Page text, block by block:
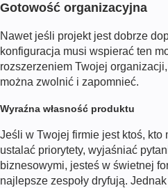
Gotowość organizacyjna
Nawet jeśli projekt jest dobrze
konfiguracja musi wspierać ten
rozszerzeniem Twojej
można zwolnić i zapomnieć.
Wyraźna własność produktu
Jeśli w Twojej firmie jest ktoś, kto
ustalać priorytety, wyjaśniać
biznesowymi, jesteś w świetnej
najlepsze zespoły dryfują.